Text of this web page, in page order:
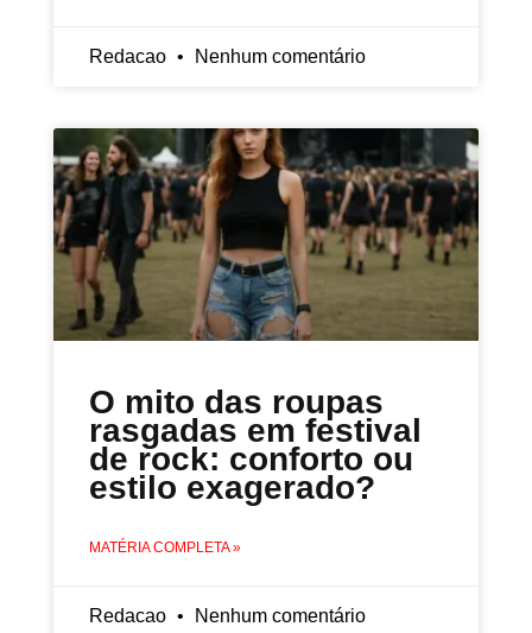
Redacao Nenhum comentário
O mito das roupas
rasgadas em festival
de rock: conforto ou
estilo exagerado?
MATÉRIA COMPLETA »
Redacao Nenhum comentário